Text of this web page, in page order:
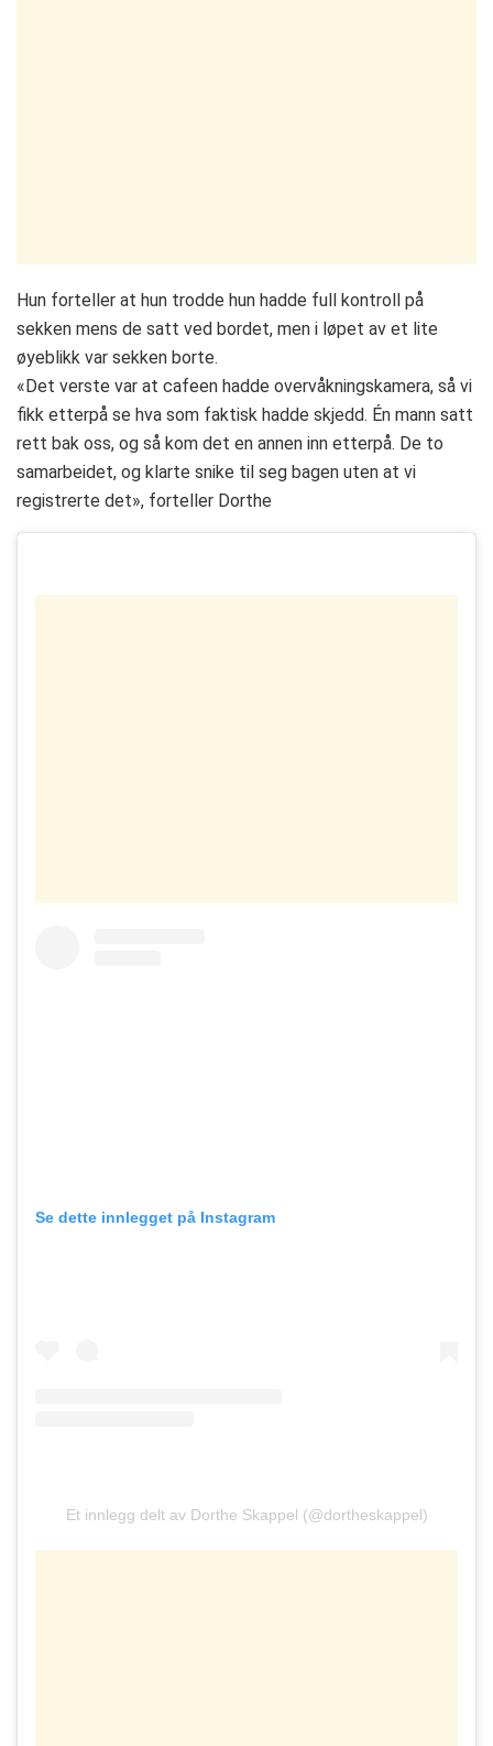
Hun forteller at hun trodde hun hadde full kontroll på
sekken mens de satt ved bordet, men i løpet av et lite
øyeblikk var sekken borte.
«Det verste var at cafeen hadde overvåkningskamera, så vi
fikk etterpå se hva som faktisk hadde skjedd. Én mann satt
rett bak oss, og så kom det en annen inn etterpå. De to
samarbeidet, og klarte snike til seg bagen uten at vi
registrerte det», forteller Dorthe
Se dette innlegget på Instagram
Et innlegg delt av Dorthe Skappel (@dortheskappel)